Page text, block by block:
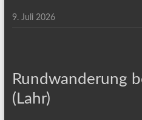
9. Juli 2026
Rundwanderung
(Lahr)